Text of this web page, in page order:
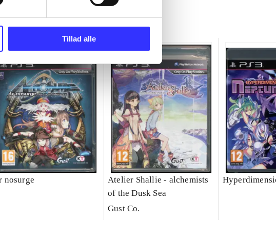
Tillad alle
nosurge
Atelier Shallie - alchemists
of the Dusk Sea
Gust Co.